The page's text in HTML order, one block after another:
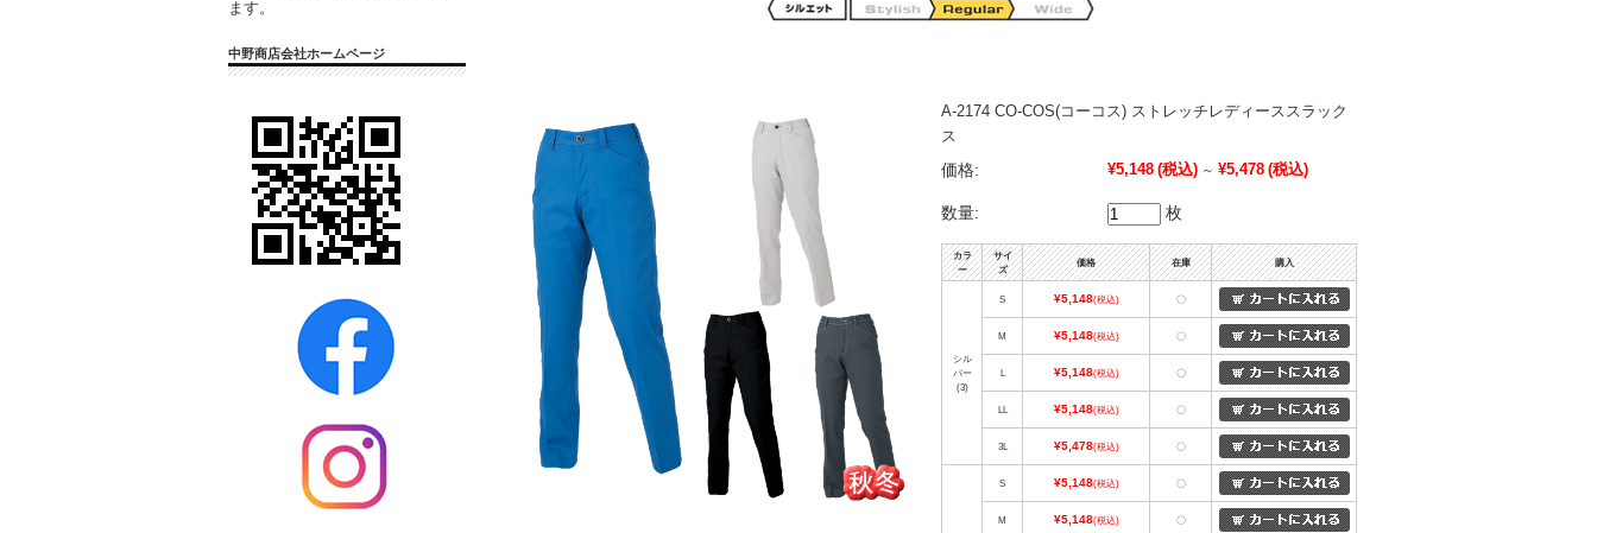
A-2174 CO-COS(コーコス) ストレッチレディーススラック
ス
価格: ¥5,148 (税込) ～ ¥5,478 (税込)
数量: 枚
カラ
ー
サイ
ズ
価格 在庫 購入
シル
バー
(3)
S ¥5,148(税込) 〇
M ¥5,148(税込) 〇
L ¥5,148(税込) 〇
LL ¥5,148(税込) 〇
3L ¥5,478(税込) 〇
S ¥5,148(税込) 〇
M ¥5,148(税込) 〇
ます。
中野商店会社ホームページ